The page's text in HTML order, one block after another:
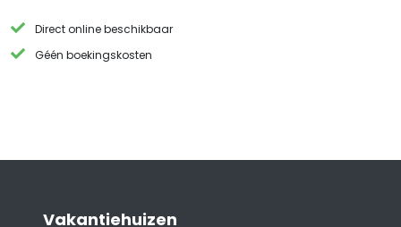
Direct online beschikbaar
Géén boekingskosten
Vakantiehuizen